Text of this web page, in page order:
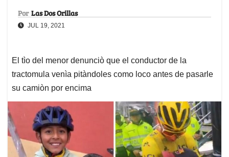
Por Las Dos Orillas
JUL 19, 2021
El tìo del menor denunciò que el conductor de la
tractomula venìa pitàndoles como loco antes de pasarle
su camiòn por encima